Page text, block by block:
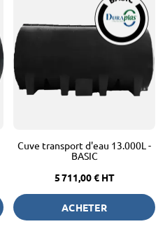
Cuve transport d'eau 13.000L -
BASIC
5 711,00 € HT
ACHETER